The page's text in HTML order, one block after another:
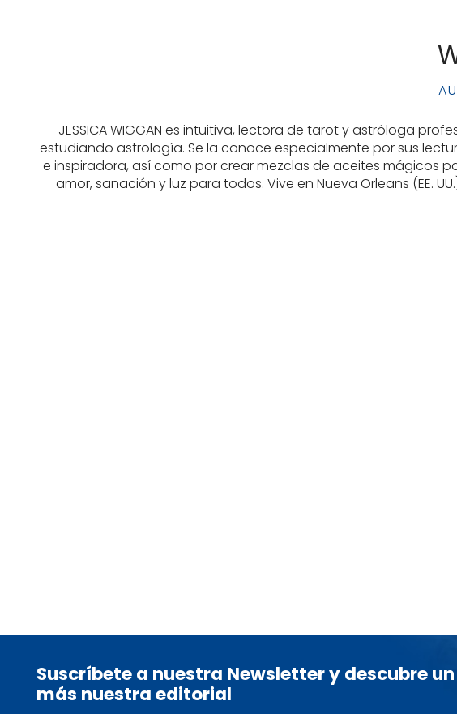
JESSICA WIGGAN es intuitiva, lectora de tarot y astróloga
estudiando astrología. Se la conoce especialmente por sus
e inspiradora, así como por crear mezclas de aceites mágicos
amor, sanación y luz para todos. Vive en Nueva Orleans (EE.
Suscríbete a nuestra Newsletter y descubre
más nuestra editorial